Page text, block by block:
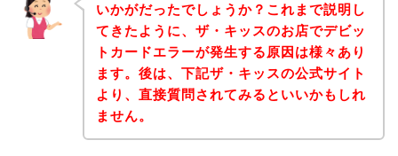
いかがだったでしょうか？これまで説明し
てきたように、ザ・キッスのお店でデビッ
トカードエラーが発生する原因は様々あり
ます。後は、下記ザ・キッスの公式サイト
より、直接質問されてみるといいかもしれ
ません。